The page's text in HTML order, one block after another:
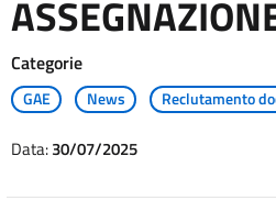
Categorie
GAE News Reclutamento
Data:30/07/2025